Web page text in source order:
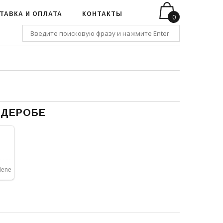
0
И ОПЛАТА КОНТАКТЫ